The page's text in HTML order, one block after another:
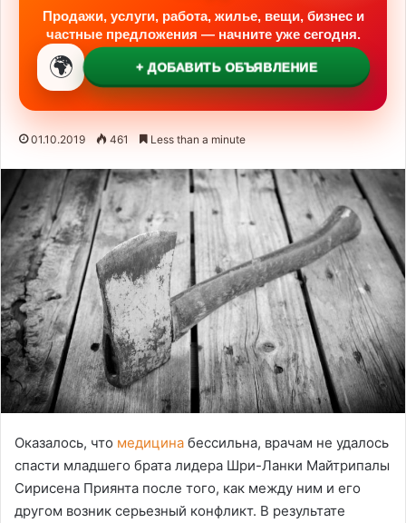
Продажи, услуги, работа, жилье, вещи, бизнес и
частные предложения — начните уже сегодня.
🌍 + ДОБАВИТЬ ОБЪЯВЛЕНИЕ
01.10.2019 461 Less than a minute
Оказалось, что медицина бессильна, врачам не удалось
спасти младшего брата лидера Шри-Ланки Майтрипалы
Сирисена Приянта после того, как между ним и его
другом возник серьезный конфликт. В результате